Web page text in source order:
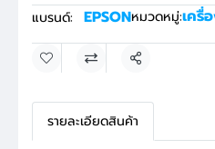
แบรนด์:
EPSONหมวดหมู่:เครื่
แชร์
รายละเอียดสินค้า